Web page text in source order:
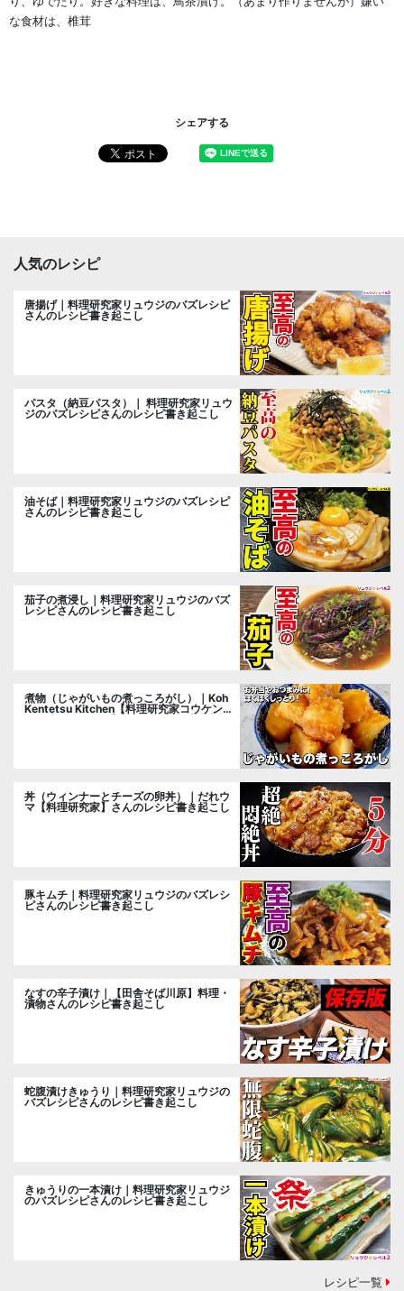
な食材は、椎茸
シェアする
人気のレシピ
唐揚げ｜料理研究家リュウジのバズレシピ
さんのレシピ書き起こし
パスタ（納豆パスタ）｜ 料理研究家リュウ
ジのバズレシピさんのレシピ書き起こし
油そば｜料理研究家リュウジのバズレシピ
さんのレシピ書き起こし
茄子の煮浸し｜料理研究家リュウジのバズ
レシピさんのレシピ書き起こし
煮物（じゃがいもの煮っころがし）｜Koh
Kentetsu Kitchen【料理研究家コウケンテ
丼（ウィンナーとチーズの卵丼）｜だれウ
マ【料理研究家】さんのレシピ書き起こし
豚キムチ｜料理研究家リュウジのバズレシ
ピさんのレシピ書き起こし
なすの辛子漬け｜【田舎そば川原】料理・
漬物さんのレシピ書き起こし
蛇腹漬けきゅうり｜料理研究家リュウジの
バズレシピさんのレシピ書き起こし
きゅうりの一本漬け｜料理研究家リュウジ
のバズレシピさんのレシピ書き起こし
レシピ一覧